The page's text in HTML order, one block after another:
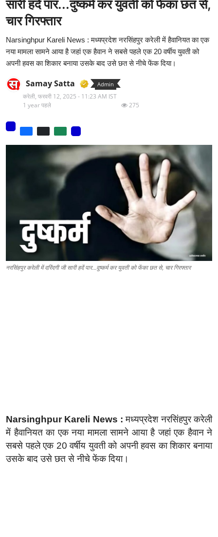
वीडियो
धर्म
नौकरी
मेरा लेख - एक नई पहचान
टेक
हिन्दी
सारी हदें पार...दुष्कर्म कर युवती को फेंका छत से,
चार गिरफ्तार
Narsinghpur Kareli News : मध्यप्रदेश नरसिंहपुर करेली में हैवानियत का एक
नया मामला सामने आया है जहां एक हैवान ने सबसे पहले एक 20 वर्षीय युवती को
अपनी हवस का शिकार बनाया उसके बाद उसे छत से नीचे फेंक दिया।
Samay Satta Admin
करेली, फरवरी 12, 2025 - 11:23 AM IST
1 year पहले
275
नरसिंहपुर करेली में दरिंदगी जी सारी हदें पार...दुष्कर्म कर युवती को फेंका छत से, चार गिरफ्तार
Narsinghpur Kareli News : मध्यप्रदेश नरसिंहपुर करेली
में हैवानियत का एक नया मामला सामने आया है जहां एक हैवान ने
सबसे पहले एक 20 वर्षीय युवती को अपनी हवस का शिकार बनाया
उसके बाद उसे छत से नीचे फेंक दिया।